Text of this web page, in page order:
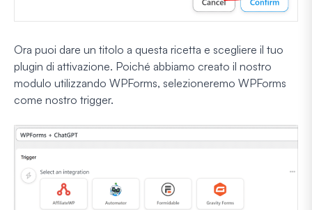
Ora puoi dare un titolo a questa ricetta e scegliere il tuo
plugin di attivazione. Poiché abbiamo creato il nostro
modulo utilizzando WPForms, selezioneremo WPForms
come nostro trigger.